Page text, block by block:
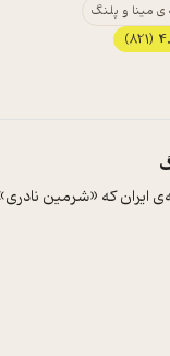
ی مینا و پلنگ
(821)
که «شرمین نادری»